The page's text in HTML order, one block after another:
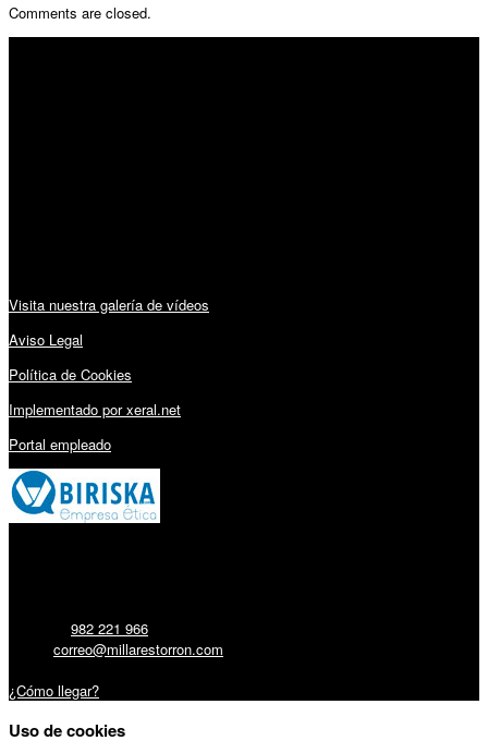
Comments are closed.
Visita nuestra galería de vídeos
Aviso Legal
Política de Cookies
Implementado por xeral.net
Portal empleado
982 221 966
correo@millarestorron.com
¿Cómo llegar?
Uso de cookies